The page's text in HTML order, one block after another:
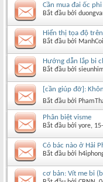
Cần mua đai ốc
Bắt đầu bởi
Hiển thị tọa độ
Bắt đầu bởi ManhCoi
Hướng dẫn lắp bi
Bắt đầu bởi
[cần giúp đỡ]:
Bắt đầu bởi
Phân biệt visme
Bắt đầu bởi yore‎,
Có bác nào ở Hải
Bắt đầu bởi
cơ bản: Vít me bi